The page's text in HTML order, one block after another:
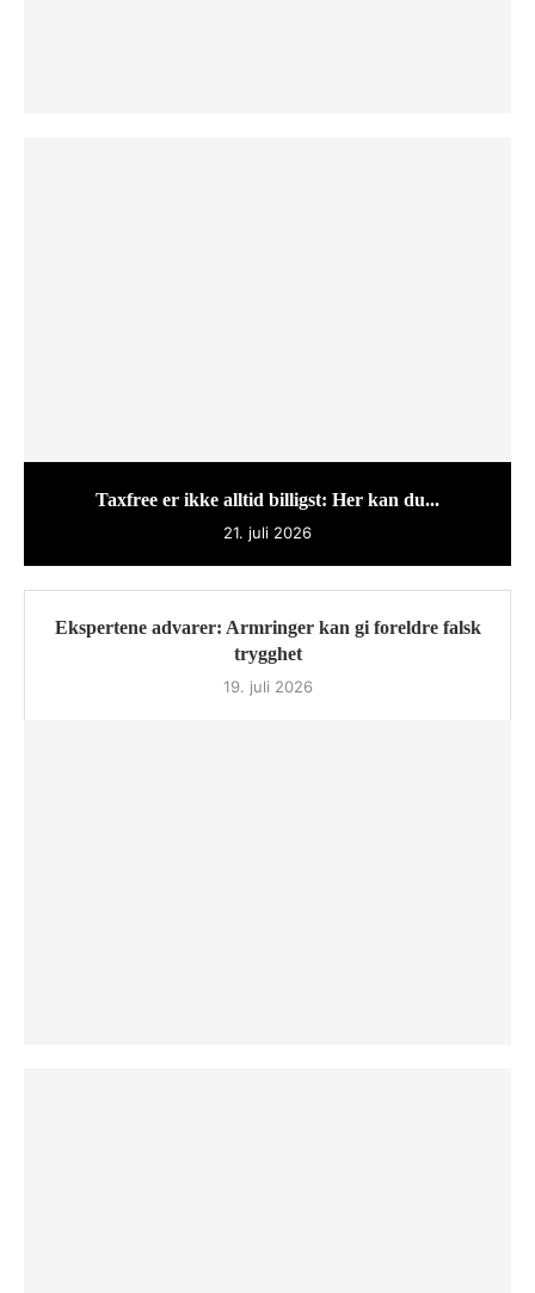
Taxfree er ikke alltid billigst: Her kan du...
21. juli 2026
Ekspertene advarer: Armringer kan gi foreldre falsk
trygghet
19. juli 2026